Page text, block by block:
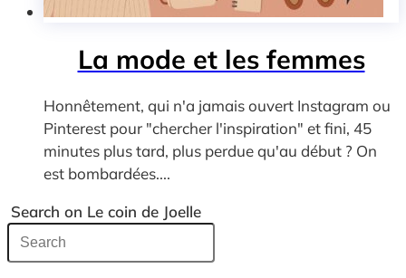
La mode et les femmes
Honnêtement, qui n'a jamais ouvert Instagram ou
Pinterest pour "chercher l'inspiration" et fini, 45
minutes plus tard, plus perdue qu'au début ? On
est bombardées....
Search on Le coin de Joelle